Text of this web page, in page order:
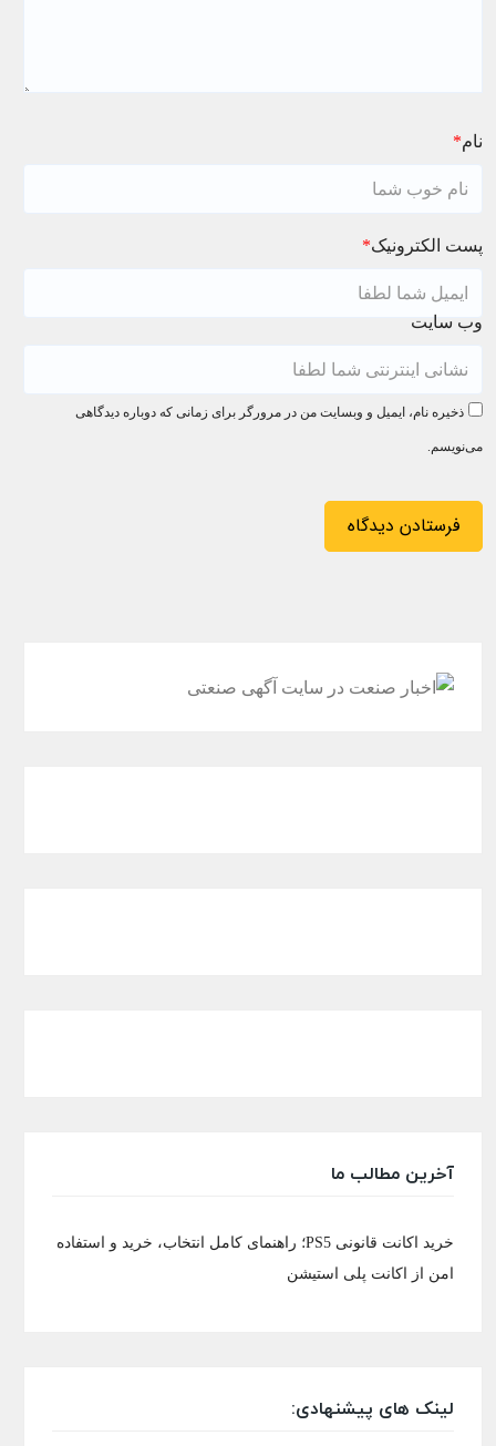
نام*
پست الکترونیک*
وب سایت
ذخیره نام، ایمیل و وبسایت من در مرورگر برای زمانی که دوباره دیدگاهی
می‌نویسم.
آخرین مطالب ما
خرید اکانت قانونی PS5؛ راهنمای کامل انتخاب، خرید و استفاده
امن از اکانت پلی استیشن
لینک های پیشنهادی: